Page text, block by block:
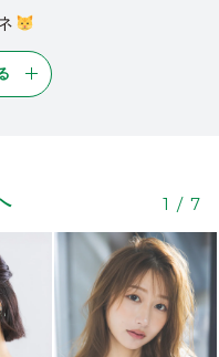
しくね！
1 / 7